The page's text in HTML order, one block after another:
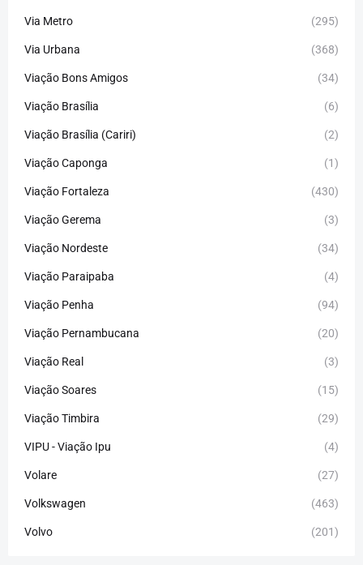
Via Metro (295)
Via Urbana (368)
Viação Bons Amigos (34)
Viação Brasília (6)
Viação Brasília (Cariri) (2)
Viação Caponga (1)
Viação Fortaleza (430)
Viação Gerema (3)
Viação Nordeste (34)
Viação Paraipaba (4)
Viação Penha (94)
Viação Pernambucana (20)
Viação Real (3)
Viação Soares (15)
Viação Timbira (29)
VIPU - Viação Ipu (4)
Volare (27)
Volkswagen (463)
Volvo (201)